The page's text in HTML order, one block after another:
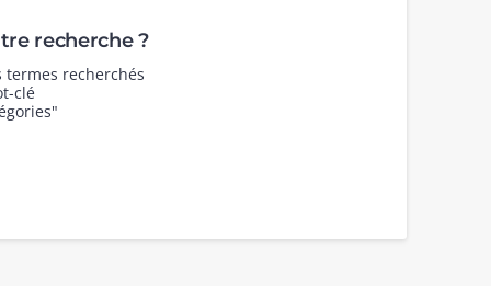
recherche ?
recherchés
clé